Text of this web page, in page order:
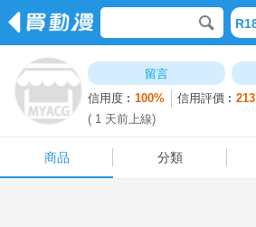
留言
信用度︰100% 信用評價︰213
( 1 天前上線)
商品 分類
商品 分類